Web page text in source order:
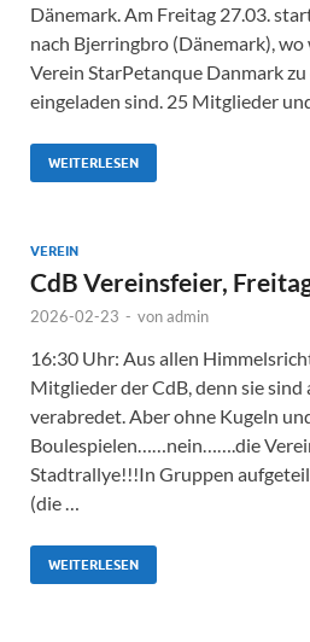
Dänemark. Am Freitag 27.03.
nach Bjerringbro (Dänemark),
Verein StarPetanque Danmark
eingeladen sind. 25 Mitglieder
WEITERLESEN
VEREIN
CdB Vereinsfeier,
2026-02-23 - vonadmin
16:30 Uhr: Aus allen
Mitglieder der CdB, denn sie
verabredet. Aber ohne Kugeln
Boulespielen……nein…….die
Stadtrallye!!!In Gruppen
(die …
WEITERLESEN